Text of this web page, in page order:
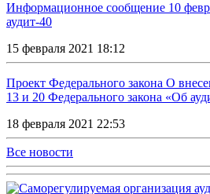
Информационное сообщение 10
аудит-40
15 февраля 2021 18:12
Проект Федерального закона О
13 и 20 Федерального закона «Об
18 февраля 2021 22:53
Все новости